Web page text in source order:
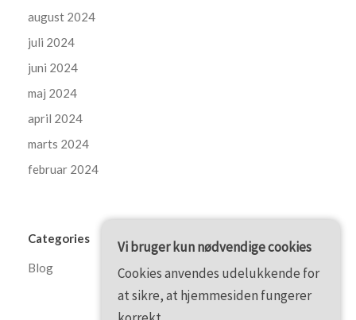
august 2024
juli 2024
juni 2024
maj 2024
april 2024
marts 2024
februar 2024
Categories
Blog
Vi bruger kun nødvendige cookies
Cookies anvendes udelukkende for
at sikre, at hjemmesiden fungerer